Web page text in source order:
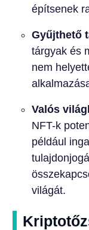
építsenek
Gyűjthető
tárgyak és
nem
Valós
NFT-k
például
világát.